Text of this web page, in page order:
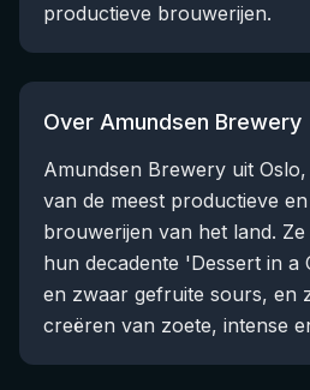
productieve brouwerijen.
Over Amundsen Brewery
Amundsen Brewery uit
van de meest productieve
brouwerijen van het land.
hun decadente 'Dessert in a
en zwaar gefruite sours, en
creëren van zoete, intense